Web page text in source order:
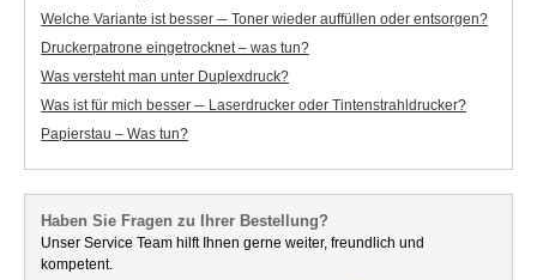
Welche Variante ist besser ─ Toner wieder auffüllen oder entsorgen?
Druckerpatrone eingetrocknet – was tun?
Was versteht man unter Duplexdruck?
Was ist für mich besser ─ Laserdrucker oder Tintenstrahldrucker?
Papierstau – Was tun?
Haben Sie Fragen zu Ihrer Bestellung?
Unser Service Team hilft Ihnen gerne weiter, freundlich und
kompetent.